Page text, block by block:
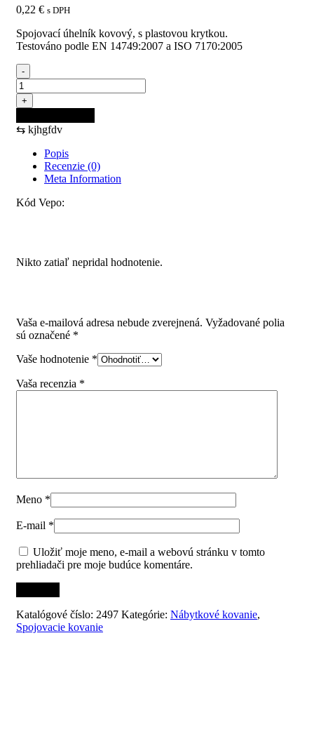
0,22 € s DPH
Spojovací úhelník kovový, s plastovou krytkou.
Testováno podle EN 14749:2007 a ISO 7170:2005
-
množstvo
Uholník
spoj.
kov
s
krytkou
hnedá
tmavá
+
⇆ kjhgfdv
Popis
Recenzie (0)
Meta Information
Kód Vepo:
Nikto zatiaľ nepridal hodnotenie.
Vaša e-mailová adresa nebude zverejnená. Vyžadované polia
sú označené *
Vaše hodnotenie *
Vaša recenzia *
Meno *
E-mail *
Uložiť moje meno, e-mail a webovú stránku v tomto
prehliadači pre moje budúce komentáre.
Katalógové číslo: 2497 Kategórie: Nábytkové kovanie,
Spojovacie kovanie